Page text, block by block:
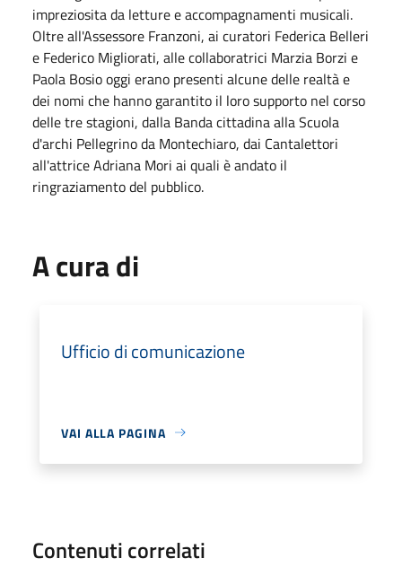
impreziosita da letture e accompagnamenti musicali.
Oltre all'Assessore Franzoni, ai curatori Federica Belleri
e Federico Migliorati, alle collaboratrici Marzia Borzi e
Paola Bosio oggi erano presenti alcune delle realtà e
dei nomi che hanno garantito il loro supporto nel corso
delle tre stagioni, dalla Banda cittadina alla Scuola
d'archi Pellegrino da Montechiaro, dai Cantalettori
all'attrice Adriana Mori ai quali è andato il
ringraziamento del pubblico.
A cura di
Ufficio di comunicazione
VAI ALLA PAGINA
Contenuti correlati